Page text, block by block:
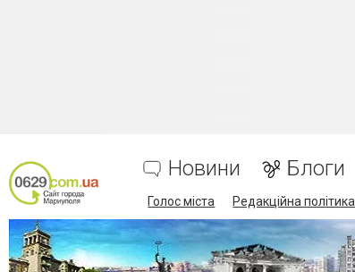
Новини Блоги
Голос міста Редакційна політика